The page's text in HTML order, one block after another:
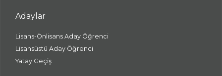
Adaylar
Lisans-Önlisans Aday Öğrenci
Lisansüstü Aday Öğrenci
Yatay Geçiş